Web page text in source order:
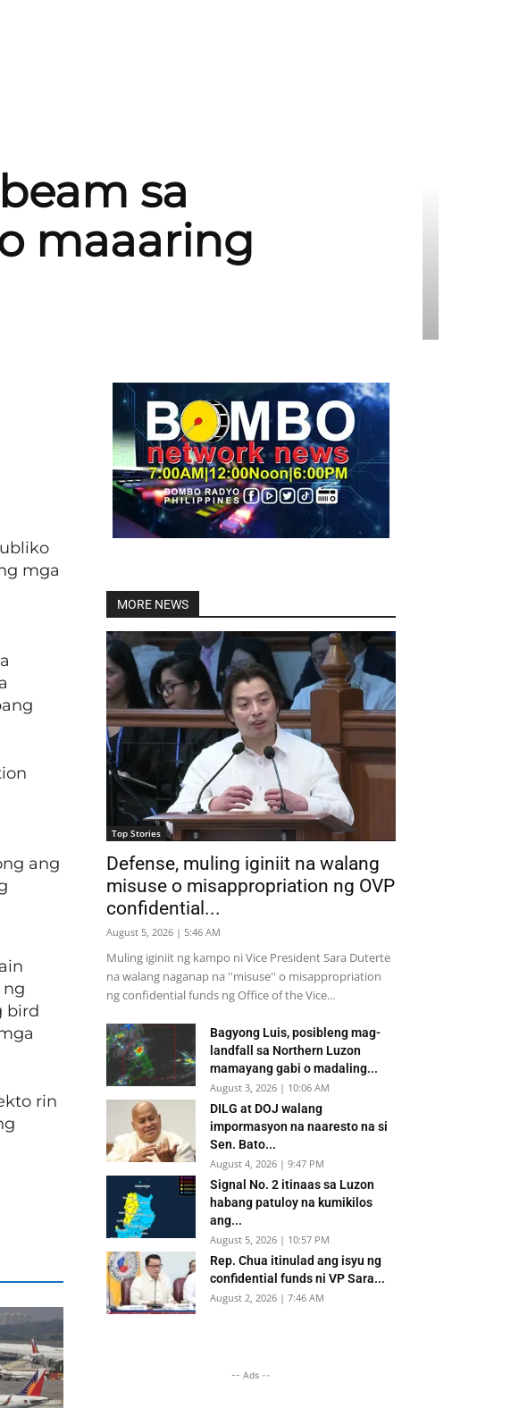
sa
maaaring
Linkedin
mga
ang
ng
bird
rin
MORE NEWS
Top Stories
Defense, muling iginiit na walang
misuse o misappropriation ng OVP
confidential...
August 5, 2026 | 5:46 AM
Muling iginiit ng kampo ni Vice President Sara Duterte
na walang naganap na ''misuse'' o misappropriation
ng confidential funds ng Office of the Vice...
Bagyong Luis, posibleng mag-
landfall sa Northern Luzon
mamayang gabi o madaling...
August 3, 2026 | 10:06 AM
DILG at DOJ walang
impormasyon na naaresto na si
Sen. Bato...
August 4, 2026 | 9:47 PM
Signal No. 2 itinaas sa Luzon
habang patuloy na kumikilos
ang...
August 5, 2026 | 10:57 PM
Rep. Chua itinulad ang isyu ng
confidential funds ni VP Sara...
August 2, 2026 | 7:46 AM
-- Ads --